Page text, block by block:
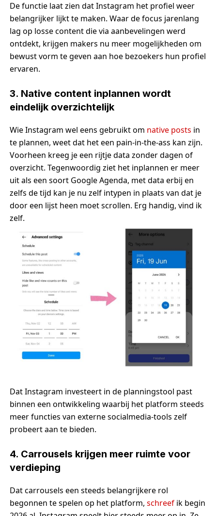
De functie laat zien dat Instagram het profiel weer
belangrijker lijkt te maken. Waar de focus jarenlang
lag op losse content die via aanbevelingen werd
ontdekt, krijgen makers nu meer mogelijkheden om
bewust vorm te geven aan hoe bezoekers hun profiel
ervaren.
3. Native content inplannen wordt
eindelijk overzichtelijk
Wie Instagram wel eens gebruikt om native posts in
te plannen, weet dat het een pain-in-the-ass kan zijn.
Voorheen kreeg je een rijtje data zonder dagen of
overzicht. Tegenwoordig ziet het inplannen er meer
uit als een soort Google Agenda, met data erbij en
zelfs de tijd kan je nu zelf intypen in plaats van dat je
door een lijst heen moet scrollen. Erg handig, vind ik
zelf.
Dat Instagram investeert in de planningstool past
binnen een ontwikkeling waarbij het platform steeds
meer functies van externe socialmedia-tools zelf
probeert aan te bieden.
4. Carrousels krijgen meer ruimte voor
verdieping
Dat carrousels een steeds belangrijkere rol
begonnen te spelen op het platform, schreef ik begin